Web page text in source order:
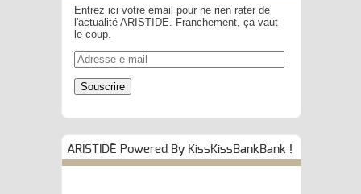
Entrez ici votre email pour ne rien rater de
l'actualité ARISTIDE. Franchement, ça vaut
le coup.
Adresse
e-
mail
Souscrire
ARISTIDE Powered By KissKissBankBank !